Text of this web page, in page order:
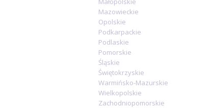
Mazowieckie
Opolskie
Podkarpackie
Podlaskie
Pomorskie
Śląskie
Świętokrzyskie
Warmińsko-Mazurskie
Wielkopolskie
Zachodniopomorskie